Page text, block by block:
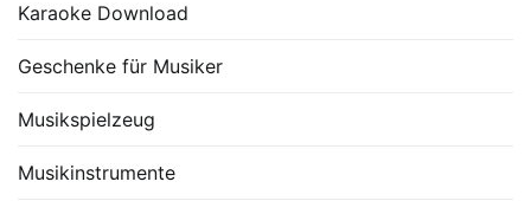
Karaoke Download
Geschenke für Musiker
Musikspielzeug
Musikinstrumente